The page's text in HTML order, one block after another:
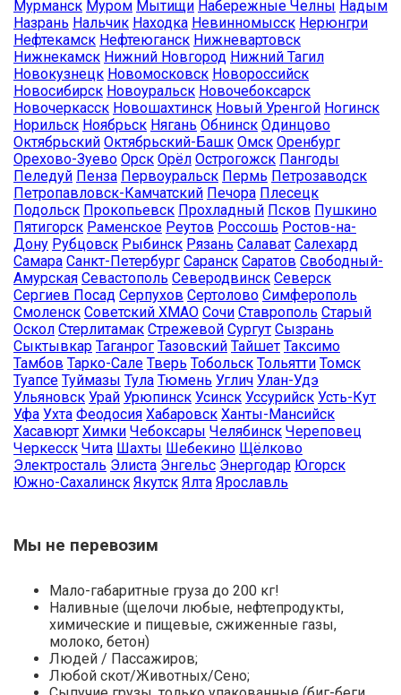
Мурманск Муром Мытищи Набережные Челны Надым
Назрань Нальчик Находка Невинномысск Нерюнгри
Нефтекамск Нефтеюганск Нижневартовск
Нижнекамск Нижний Новгород Нижний Тагил
Новокузнецк Новомосковск Новороссийск
Новосибирск Новоуральск Новочебоксарск
Новочеркасск Новошахтинск Новый Уренгой Ногинск
Норильск Ноябрьск Нягань Обнинск Одинцово
Октябрьский Октябрьский-Башк Омск Оренбург
Орехово-Зуево Орск Орёл Острогожск Пангоды
Пеледуй Пенза Первоуральск Пермь Петрозаводск
Петропавловск-Камчатский Печора Плесецк
Подольск Прокопьевск Прохладный Псков Пушкино
Пятигорск Раменское Реутов Россошь Ростов-на-
Дону Рубцовск Рыбинск Рязань Салават Салехард
Самара Санкт-Петербург Саранск Саратов Свободный-
Амурская Севастополь Северодвинск Северск
Сергиев Посад Серпухов Сертолово Симферополь
Смоленск Советский ХМАО Сочи Ставрополь Старый
Оскол Стерлитамак Стрежевой Сургут Сызрань
Сыктывкар Таганрог Тазовский Тайшет Таксимо
Тамбов Тарко-Сале Тверь Тобольск Тольятти Томск
Туапсе Туймазы Тула Тюмень Углич Улан-Удэ
Ульяновск Урай Урюпинск Усинск Уссурийск Усть-Кут
Уфа Ухта Феодосия Хабаровск Ханты-Мансийск
Хасавюрт Химки Чебоксары Челябинск Череповец
Черкесск Чита Шахты Шебекино Щёлково
Электросталь Элиста Энгельс Энергодар Югорск
Южно-Сахалинск Якутск Ялта Ярославль
Мы не перевозим
Мало-габаритные груза до 200 кг!
Наливные (щелочи любые, нефтепродукты,
химические и пищевые, сжиженные газы,
молоко, бетон)
Людей / Пассажиров;
Любой скот/Животных/Сено;